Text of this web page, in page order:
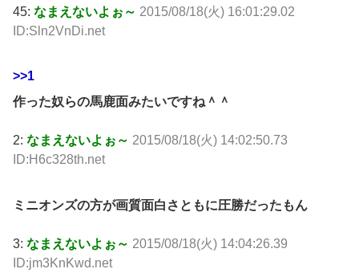
45: なまえないよぉ～ 2015/08/18(火) 16:01:29.02
ID:Sln2VnDi.net
>>1
作った奴らの馬鹿面みたいですね＾＾
2: なまえないよぉ～ 2015/08/18(火) 14:02:50.73
ID:H6c328th.net
ミニオンズの方が画質面白さともに圧勝だったもん
3: なまえないよぉ～ 2015/08/18(火) 14:04:26.39
ID:jm3KnKwd.net